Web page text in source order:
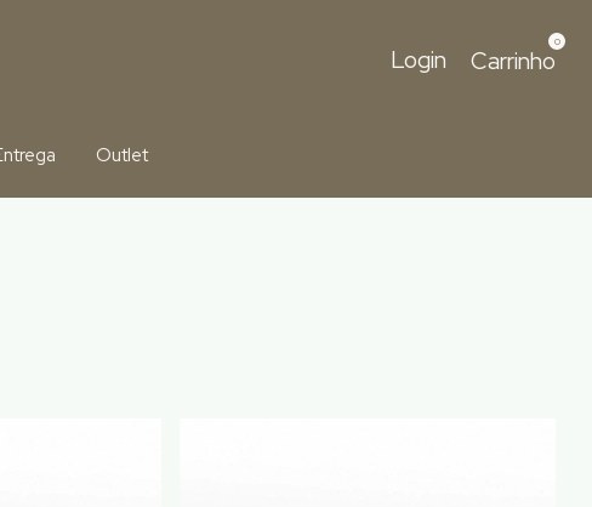
Login Carrinho
0
Outlet